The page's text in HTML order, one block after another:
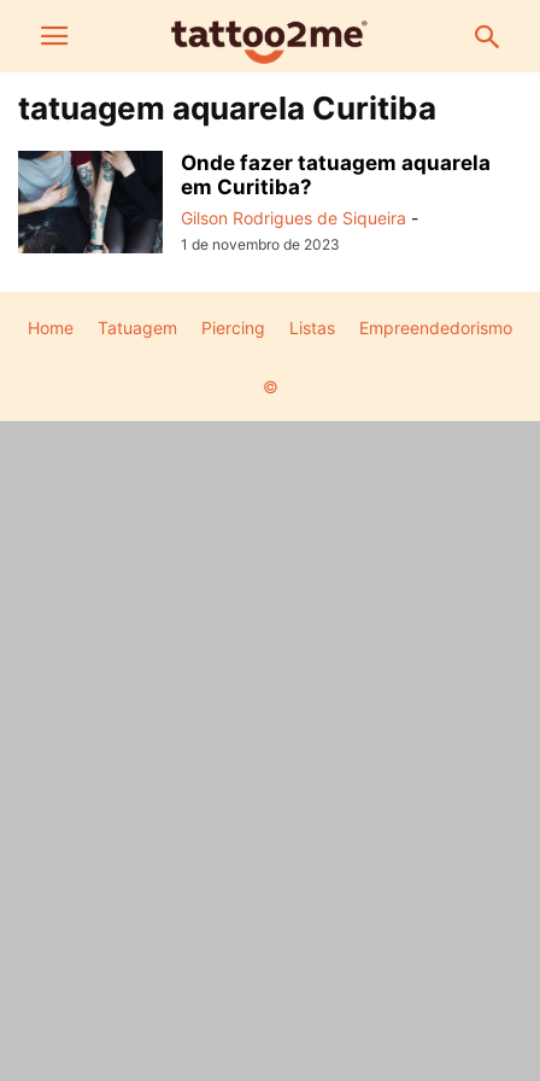
tatuagem aquarela Curitiba
Onde fazer tatuagem aquarela
em Curitiba?
Gilson Rodrigues de Siqueira -
1 de novembro de 2023
Home Tatuagem Piercing Listas Empreendedorismo
©